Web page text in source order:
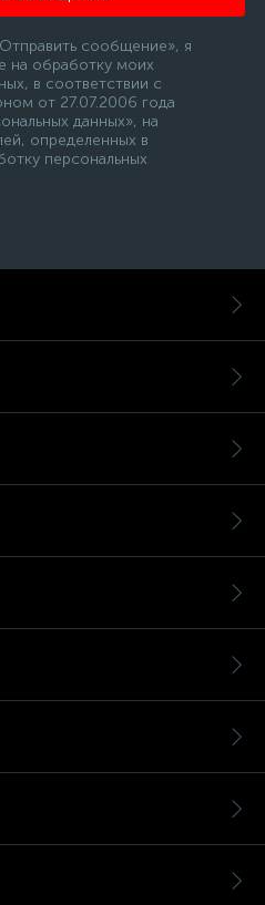
сообщение», я
на обработку моих
в соответствии с
от 27.07.2006 года
данных», на
определенных в
персональных